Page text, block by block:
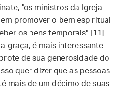
"os ministros da Igreja
promover o bem espiritual
os bens temporais" [11].
graça, é mais interessante
de sua generosidade do
quer dizer que as pessoas
mais de um décimo de suas